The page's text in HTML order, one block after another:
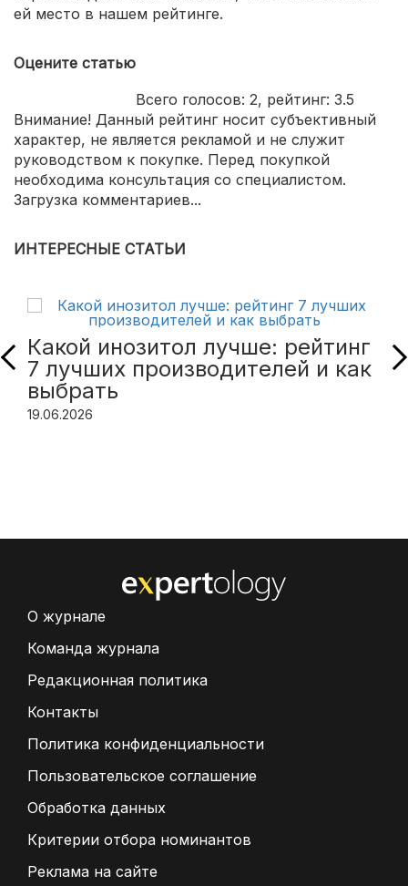
ей место в нашем рейтинге.
Оцените статью
Всего голосов: 2, рейтинг: 3.5
Внимание! Данный рейтинг носит субъективный
характер, не является рекламой и не служит
руководством к покупке. Перед покупкой
необходима консультация со специалистом.
Загрузка комментариев...
ИНТЕРЕСНЫЕ СТАТЬИ
Какой инозитол лучше: рейтинг
7 лучших производителей и как
выбрать
19.06.2026
О журнале
Команда журнала
Редакционная политика
Контакты
Политика конфиденциальности
Пользовательское соглашение
Обработка данных
Критерии отбора номинантов
Реклама на сайте